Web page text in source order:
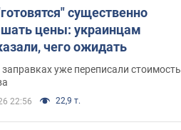
существенно
цены: украинцам
чего ожидать
уже переписали стоимость
22:56 22,9 т.